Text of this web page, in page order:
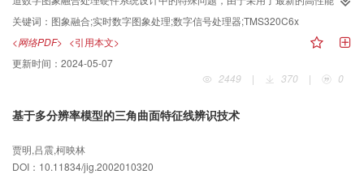
DSP以及硬件结构优化设计，该系统可以灵活地应用多种融合算法来实现可见
光-长波红外双通道数字图象的实时或准实时融合处理，并具有手动像素平移配
准功能，可以较好地解决多尺度图象融合算法的大数据量计算处理与硬件系统
实时性要求之间的矛盾，为实用化的多通道实时图象融合处理机的研制工作奠
关键词： 图象融合;实时数字图象处理;数字信号处理器;TMS320C6x
<网络PDF> <引用本文>
更新时间： 2024-05-07
2449
| 370 | 0
基于多分辨率模型的三角曲面特征线辨识技术
贾明,吕震,柯映林
DOI：10.11834/jig.2002010320